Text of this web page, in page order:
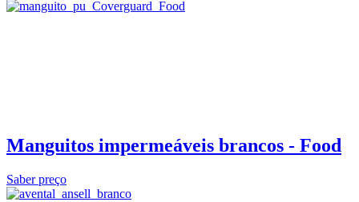
Manguitos impermeáveis brancos - Food
Saber preço